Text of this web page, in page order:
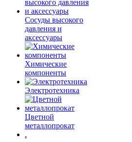
Сосуды высокого
давления и
аксессуары
Химические
компоненты
Электротехника
Цветной
металлопрокат
.